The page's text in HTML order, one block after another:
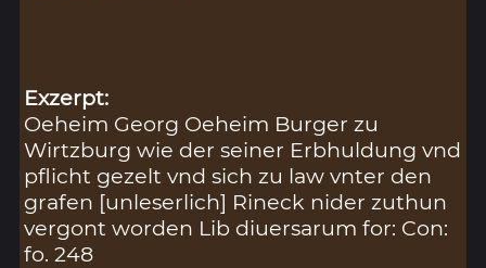
Exzerpt:
Oeheim Georg Oeheim Burger zu
Wirtzburg wie der seiner Erbhuldung vnd
pflicht gezelt vnd sich zu law vnter den
grafen [unleserlich] Rineck nider zuthun
vergont worden Lib diuersarum for: Con:
fo. 248